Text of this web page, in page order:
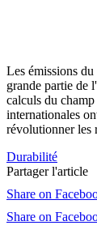
Les émissions
grande partie de
calculs du
internationales
révolutionner les
Durabilité
Partager l'article
Share on
Share on